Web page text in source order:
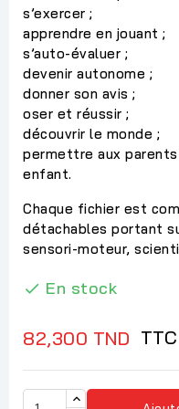
s’exercer ;
apprendre en jouant ;
s’auto-évaluer ;
devenir autonome ;
donner son avis ;
oser et réussir ;
découvrir le monde ;
permettre aux
enfant.
Chaque fichier est
détachables portant
sensori-moteur,
 En stock
82,300 TND TTC